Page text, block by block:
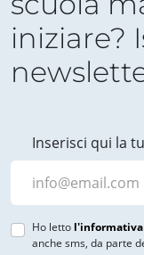
iniziare?
Inserisci qui la
Ho letto
anche sms, da parte